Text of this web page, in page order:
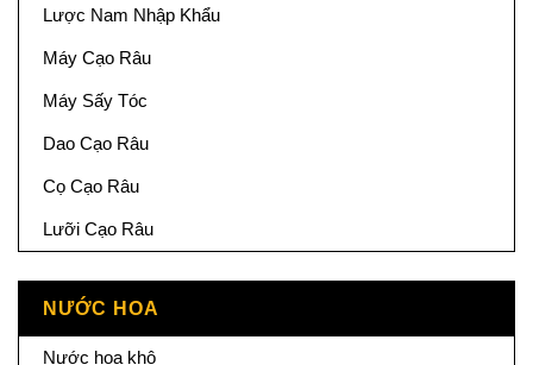
Lược Nam Nhập Khẩu
Máy Cạo Râu
Máy Sấy Tóc
Dao Cạo Râu
Cọ Cạo Râu
Lưỡi Cạo Râu
NƯỚC HOA
Nước hoa khô